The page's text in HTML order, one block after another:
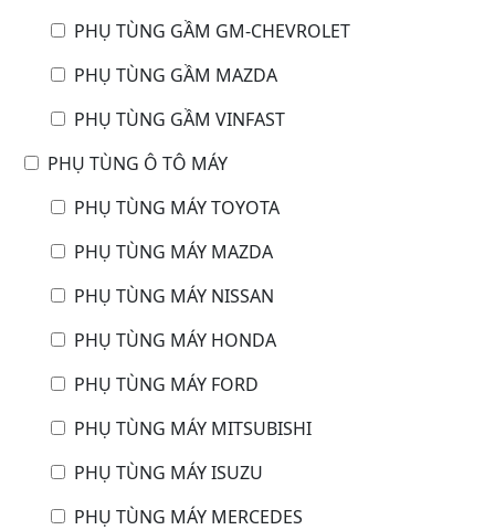
PHỤ TÙNG GẦM GM-CHEVROLET
PHỤ TÙNG GẦM MAZDA
PHỤ TÙNG GẦM VINFAST
PHỤ TÙNG Ô TÔ MÁY
PHỤ TÙNG MÁY TOYOTA
PHỤ TÙNG MÁY MAZDA
PHỤ TÙNG MÁY NISSAN
PHỤ TÙNG MÁY HONDA
PHỤ TÙNG MÁY FORD
PHỤ TÙNG MÁY MITSUBISHI
PHỤ TÙNG MÁY ISUZU
PHỤ TÙNG MÁY MERCEDES